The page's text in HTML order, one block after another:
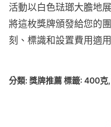
活動以白色琺瑯大膽地
將這枚獎牌頒發給您的
刻、標識和設置費用適用
分類: 獎牌推薦標籤: 400克,